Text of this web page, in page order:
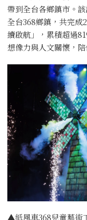
帶到全台各鄉鎮市。
全台368鄉鎮，共完成
續啟航」，累積超過
想像力與人文關懷，
▲紙風車368兒童藝術